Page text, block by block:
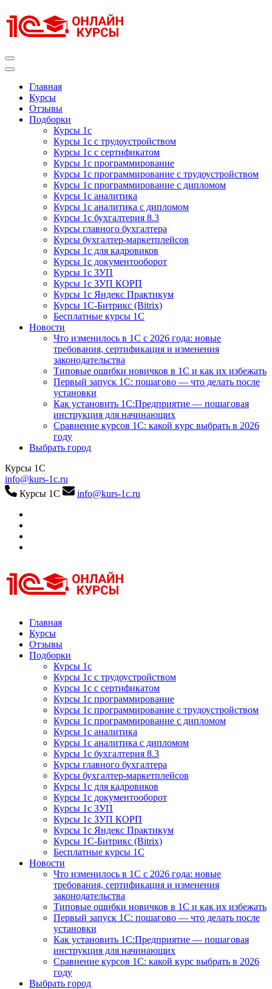
к
содержимому
Главная
Курсы
Отзывы
Подборки
Курсы 1с
Курсы 1с с трудоустройством
Курсы 1с с сертификатом
Курсы 1с программирование
Курсы 1с программирование с трудоустройством
Курсы 1с программирование с дипломом
Курсы 1с аналитика
Курсы 1с аналитика с дипломом
Курсы 1с бухгалтерия 8.3
Курсы главного бухгалтера
Курсы бухгалтер-маркетплейсов
Курсы 1с для кадровиков
Курсы 1с документооборот
Курсы 1с ЗУП
Курсы 1с ЗУП КОРП
Курсы 1с Яндекс Практикум
Курсы 1С-Битрикс (Bitrix)
Бесплатные курсы 1С
Новости
Что изменилось в 1С с 2026 года: новые
требования, сертификация и изменения
законодательства
Типовые ошибки новичков в 1С и как их избежать
Первый запуск 1С: пошагово — что делать после
установки
Как установить 1С:Предприятие — пошаговая
инструкция для начинающих
Сравнение курсов 1С: какой курс выбрать в 2026
году
Выбрать город
Курсы 1С
info@kurs-1c.ru
Курсы 1С
info@kurs-1c.ru
Курсы 1С
Курсы 1С официальная сертификация
Главная
Курсы
Отзывы
Подборки
Курсы 1с
Курсы 1с с трудоустройством
Курсы 1с с сертификатом
Курсы 1с программирование
Курсы 1с программирование с трудоустройством
Курсы 1с программирование с дипломом
Курсы 1с аналитика
Курсы 1с аналитика с дипломом
Курсы 1с бухгалтерия 8.3
Курсы главного бухгалтера
Курсы бухгалтер-маркетплейсов
Курсы 1с для кадровиков
Курсы 1с документооборот
Курсы 1с ЗУП
Курсы 1с ЗУП КОРП
Курсы 1с Яндекс Практикум
Курсы 1С-Битрикс (Bitrix)
Бесплатные курсы 1С
Новости
Что изменилось в 1С с 2026 года: новые
требования, сертификация и изменения
законодательства
Типовые ошибки новичков в 1С и как их избежать
Первый запуск 1С: пошагово — что делать после
установки
Как установить 1С:Предприятие — пошаговая
инструкция для начинающих
Сравнение курсов 1С: какой курс выбрать в 2026
году
Выбрать город